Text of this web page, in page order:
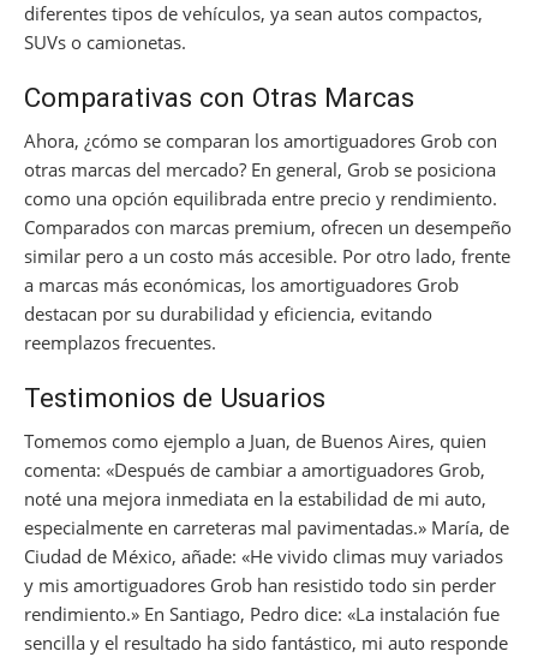
diferentes tipos de vehículos, ya sean autos compactos,
SUVs o camionetas.
Comparativas con Otras Marcas
Ahora, ¿cómo se comparan los amortiguadores Grob con
otras marcas del mercado? En general, Grob se posiciona
como una opción equilibrada entre precio y rendimiento.
Comparados con marcas premium, ofrecen un desempeño
similar pero a un costo más accesible. Por otro lado, frente
a marcas más económicas, los amortiguadores Grob
destacan por su durabilidad y eficiencia, evitando
reemplazos frecuentes.
Testimonios de Usuarios
Tomemos como ejemplo a Juan, de Buenos Aires, quien
comenta: «Después de cambiar a amortiguadores Grob,
noté una mejora inmediata en la estabilidad de mi auto,
especialmente en carreteras mal pavimentadas.» María, de
Ciudad de México, añade: «He vivido climas muy variados
y mis amortiguadores Grob han resistido todo sin perder
rendimiento.» En Santiago, Pedro dice: «La instalación fue
sencilla y el resultado ha sido fantástico, mi auto responde